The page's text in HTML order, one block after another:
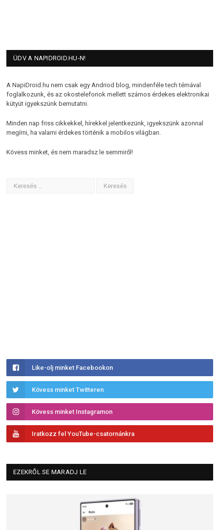
ÜDV A NAPIDROID.HU-N!
A NapiDroid.hu nem csak egy Andriod blog, mindenféle tech témával
foglalkozunk, és az okostelefonok mellett számos érdekes elektronikai
kütyüt igyekszünk bemutatni.
Minden nap friss cikkekkel, hírekkel jelentkezünk, igyekszünk azonnal
megírni, ha valami érdekes történik a mobilos világban.
Kövess minket, és nem maradsz le semmiről!
Like-olj minket Facebookon
Kövess minket Twitteren
Kövess minket Instagramon
Iratkozz fel YouTube-csatornánkra
EZEKRŐL SE MARADJ LE